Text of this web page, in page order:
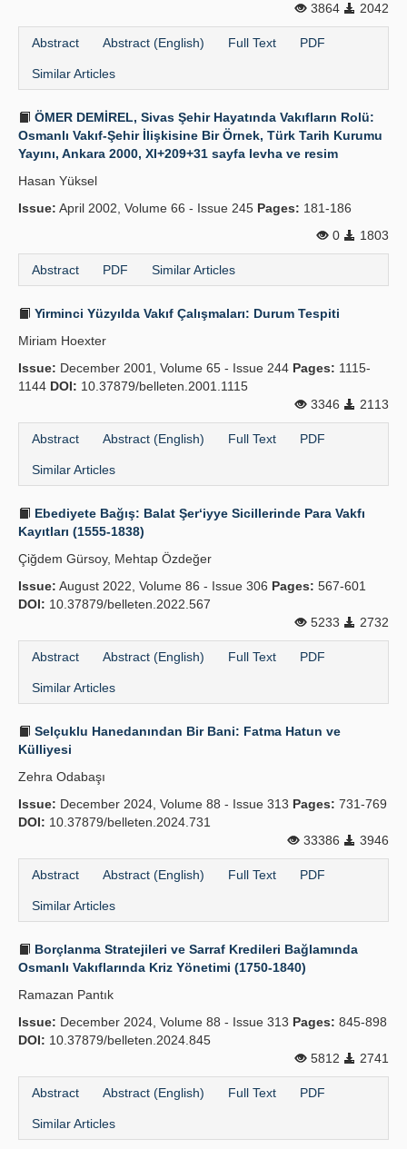
3864
2042
Abstract Abstract (English) Full Text PDF
Similar Articles
ÖMER DEMİREL, Sivas Şehir Hayatında Vakıfların Rolü:
Osmanlı Vakıf-Şehir İlişkisine Bir Örnek, Türk Tarih Kurumu
Yayını, Ankara 2000, XI+209+31 sayfa levha ve resim
Hasan Yüksel
Issue: April 2002, Volume 66 - Issue 245 Pages: 181-186
0
1803
Abstract PDF Similar Articles
Yirminci Yüzyılda Vakıf Çalışmaları: Durum Tespiti
Miriam Hoexter
Issue: December 2001, Volume 65 - Issue 244 Pages: 1115-
1144 DOI: 10.37879/belleten.2001.1115
3346
2113
Abstract Abstract (English) Full Text PDF
Similar Articles
Ebediyete Bağış: Balat Şer‘iyye Sicillerinde Para Vakfı
Kayıtları (1555-1838)
Çiğdem Gürsoy, Mehtap Özdeğer
Issue: August 2022, Volume 86 - Issue 306 Pages: 567-601
DOI: 10.37879/belleten.2022.567
5233
2732
Abstract Abstract (English) Full Text PDF
Similar Articles
Selçuklu Hanedanından Bir Bani: Fatma Hatun ve
Külliyesi
Zehra Odabaşı
Issue: December 2024, Volume 88 - Issue 313 Pages: 731-769
DOI: 10.37879/belleten.2024.731
33386
3946
Abstract Abstract (English) Full Text PDF
Similar Articles
Borçlanma Stratejileri ve Sarraf Kredileri Bağlamında
Osmanlı Vakıflarında Kriz Yönetimi (1750-1840)
Ramazan Pantık
Issue: December 2024, Volume 88 - Issue 313 Pages: 845-898
DOI: 10.37879/belleten.2024.845
5812
2741
Abstract Abstract (English) Full Text PDF
Similar Articles